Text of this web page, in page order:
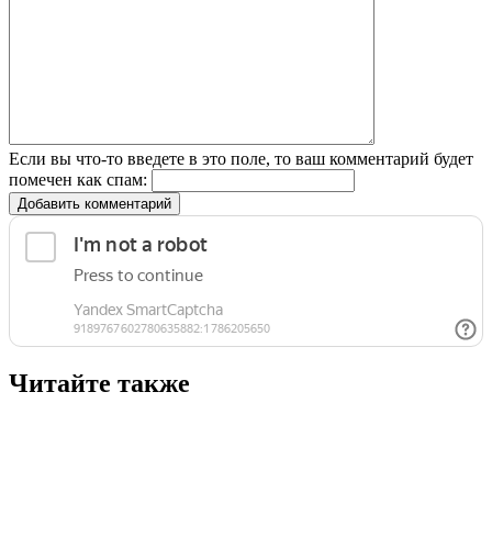
Если вы что-то введете в это поле, то ваш комментарий будет
помечен как спам:
Добавить комментарий
Читайте также